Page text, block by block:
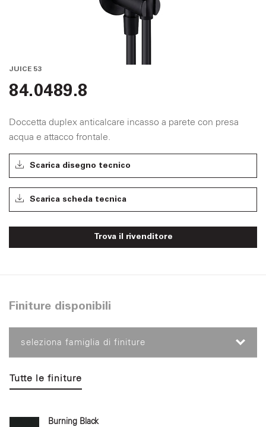
JUICE 53
84.0489.8
Doccetta duplex anticalcare incasso a parete con presa
acqua e attacco frontale.
Scarica disegno tecnico
Scarica scheda tecnica
Trova il rivenditore
Finiture disponibili
seleziona famiglia di finiture
Tutte le finiture
Burning Black